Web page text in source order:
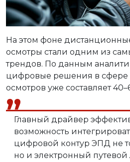
На этом фоне
осмотры стали одним из
трендов. По данным
цифровые решения в сфере
осмотров уже составляет
Главный драйвер
возможность
цифровой контур ЭПД не
но и электронный путевой